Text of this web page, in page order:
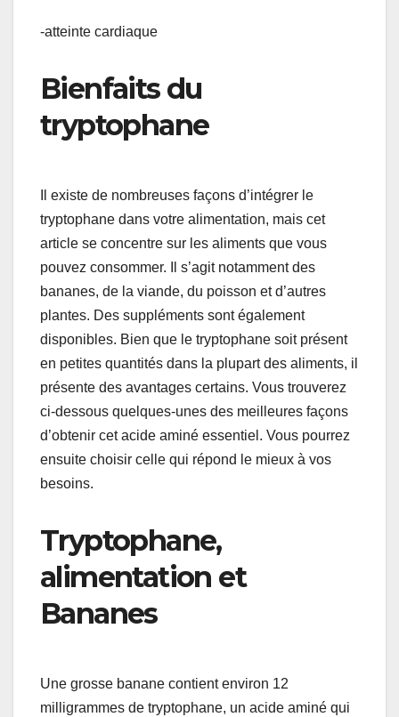
-atteinte cardiaque
Bienfaits du
tryptophane
Il existe de nombreuses façons d’intégrer le
tryptophane dans votre alimentation, mais cet
article se concentre sur les aliments que vous
pouvez consommer. Il s’agit notamment des
bananes, de la viande, du poisson et d’autres
plantes. Des suppléments sont également
disponibles. Bien que le tryptophane soit présent
en petites quantités dans la plupart des aliments, il
présente des avantages certains. Vous trouverez
ci-dessous quelques-unes des meilleures façons
d’obtenir cet acide aminé essentiel. Vous pourrez
ensuite choisir celle qui répond le mieux à vos
besoins.
Tryptophane,
alimentation et
Bananes
Une grosse banane contient environ 12
milligrammes de tryptophane, un acide aminé qui